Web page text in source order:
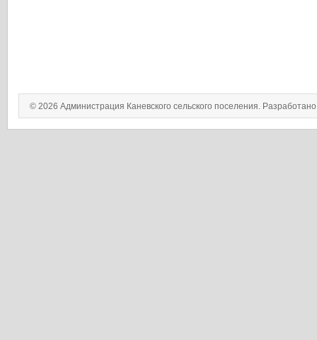
© 2026 Администрация Каневского сельского поселения.